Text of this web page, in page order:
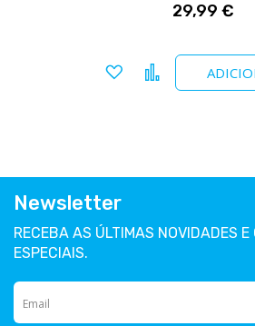
29,99 €
Adicionar a favoritos
Comparar
Newsletter
RECEBA AS ÚLTIMAS NOVIDADES E
ESPECIAIS.